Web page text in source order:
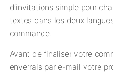
d’invitations simple pour
textes dans les deux
commande.
Avant de finaliser votre
enverrais par e-mail votre